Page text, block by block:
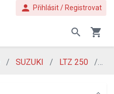
person Přihlásit / Registrovat
search shopping_cart
SUZUKI LTZ 250